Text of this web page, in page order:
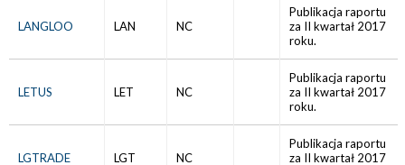
LANGLOO LAN NC
Publikacja raportu
za II kwartał 2017
roku.
LETUS LET NC
Publikacja raportu
za II kwartał 2017
roku.
LGTRADE LGT NC
Publikacja raportu
za II kwartał 2017